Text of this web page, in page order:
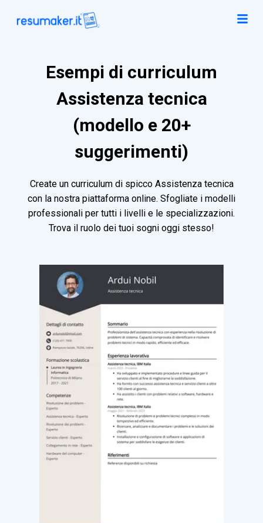
Esempi di curriculum
Assistenza tecnica
(modello e 20+
suggerimenti)
Create un curriculum di spicco Assistenza tecnica
con la nostra piattaforma online. Sfogliate i modelli
professionali per tutti i livelli e le specializzazioni.
Trova il ruolo dei tuoi sogni oggi stesso!